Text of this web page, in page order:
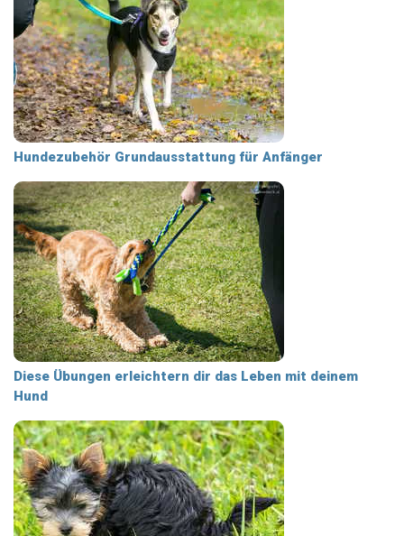
Hundezubehör Grundausstattung für Anfänger
Diese Übungen erleichtern dir das Leben mit deinem
Hund